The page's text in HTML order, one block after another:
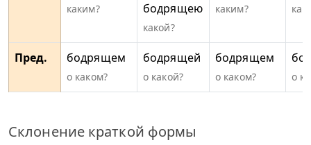
каким?
бодрящею
какой?
каким?
Пред. бодрящем
о каком?
бодрящей
о какой?
бодрящем
о каком? о
Склонение краткой формы